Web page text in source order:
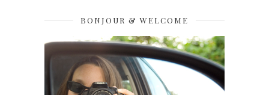
BONJOUR & WELCOME